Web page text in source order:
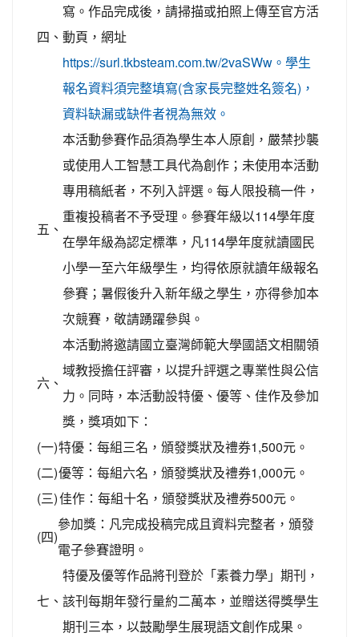
四、
寫。作品完成後，請掃描或拍照上傳至官方活
動頁，網址
https://surl.tkbsteam.com.tw/2vaSWw。學生
報名資料須完整填寫(含家長完整姓名簽名)，
資料缺漏或缺件者視為無效。
五、
本活動參賽作品須為學生本人原創，嚴禁抄襲
或使用人工智慧工具代為創作；未使用本活動
專用稿紙者，不列入評選。每人限投稿一件，
重複投稿者不予受理。參賽年級以114學年度
在學年級為認定標準，凡114學年度就讀國民
小學一至六年級學生，均得依原就讀年級報名
參賽；暑假後升入新年級之學生，亦得參加本
次競賽，敬請踴躍參與。
六、
本活動將邀請國立臺灣師範大學國語文相關領
域教授擔任評審，以提升評選之專業性與公信
力。同時，本活動設特優、優等、佳作及參加
獎，獎項如下：
(一)特優：每組三名，頒發獎狀及禮券1,500元。
(二)優等：每組六名，頒發獎狀及禮券1,000元。
(三)佳作：每組十名，頒發獎狀及禮券500元。
(四)
參加獎：凡完成投稿完成且資料完整者，頒發
電子參賽證明。
七、
特優及優等作品將刊登於「素養力學」期刊，
該刊每期年發行量約二萬本，並贈送得獎學生
期刊三本，以鼓勵學生展現語文創作成果。